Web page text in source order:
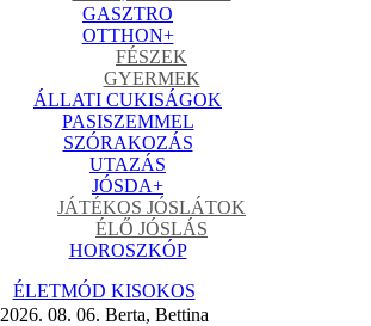
GASZTRO
OTTHON+
FÉSZEK
GYERMEK
ÁLLATI CUKISÁGOK
PASISZEMMEL
SZÓRAKOZÁS
UTAZÁS
JÓSDA+
JÁTÉKOS JÓSLÁTOK
ÉLŐ JÓSLÁS
HOROSZKÓP
ÉLETMÓD KISOKOS
2026. 08. 06. Berta, Bettina